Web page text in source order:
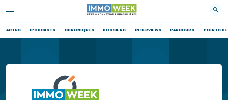
ACTUS IPODCASTS CHRONIQUES DOSSIERS INTERVIEWS PARCOURS POINTS DE